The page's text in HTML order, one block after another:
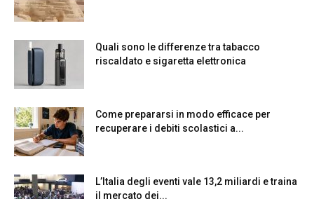
Quali sono le differenze tra tabacco
riscaldato e sigaretta elettronica
Come prepararsi in modo efficace per
recuperare i debiti scolastici a...
L’Italia degli eventi vale 13,2 miliardi e traina
il mercato dei...